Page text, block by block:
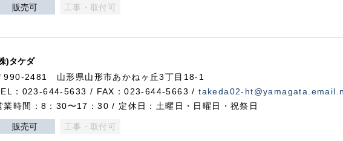
販売可 工事・取付可
)タケダ
990-2481 山形県山形市あかねヶ丘3丁目18-1
：023-644-5633 / FAX：023-644-5663 /takeda02-
業時間：8：30〜17：30 / 定休日：土曜日・日曜日・祝祭日
販売可 工事・取付可